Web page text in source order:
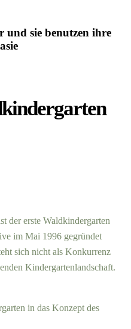
sie benutzen ihre
der erste Waldkindergarten
im Mai 1996 gegründet
sich nicht als Konkurrenz
Kindergartenlandschaft.
in das Konzept des